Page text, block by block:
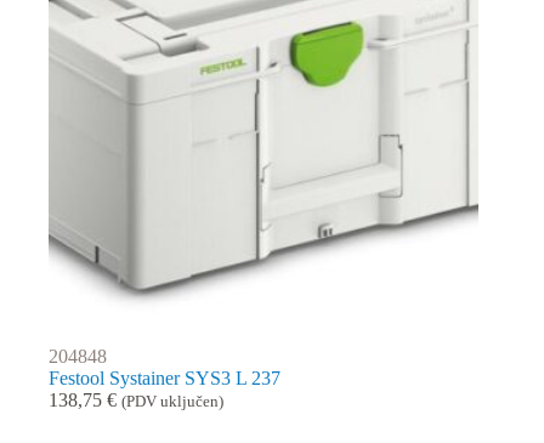
204848
Festool Systainer SYS3 L 237
138,75 € (PDV uključen)